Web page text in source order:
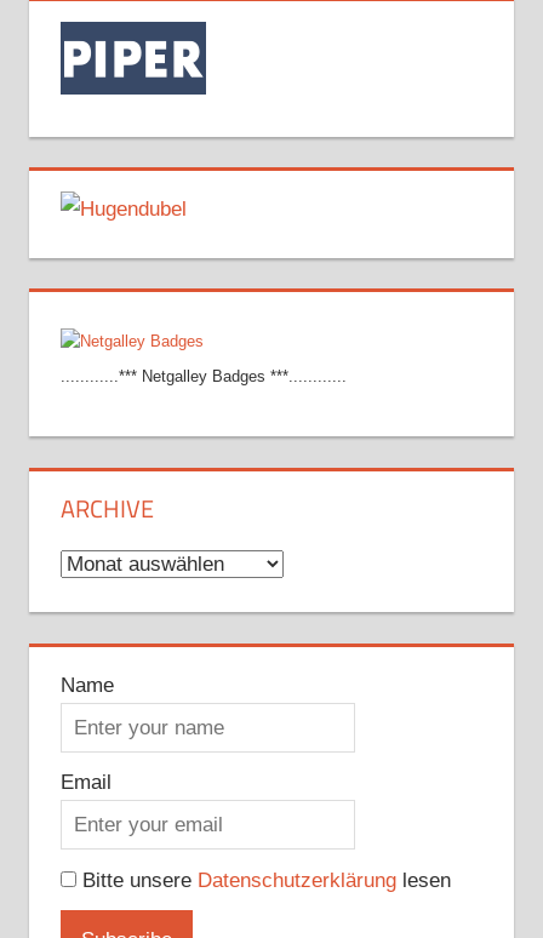
............*** Netgalley Badges ***............
ARCHIVE
Archive
Name
Email
Bitte unsere Datenschutzerklärunglesen